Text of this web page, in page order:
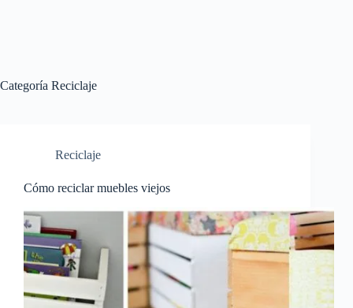
Categoría Reciclaje
Reciclaje
Cómo reciclar muebles viejos